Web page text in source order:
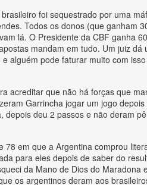
foi sequestrado por uma
Todos os donos (que ganham
lá. O Presidente da CBF ganha
mandam em tudo. Um juiz dá
alguém pode faturar muito com
acreditar que não há forças que
Garrincha jogar um jogo
depois deu 2 passos e não deram
78 em que a Argentina comprou
para eles depois de saber do
da Mano de Dios do Maradona
os argentinos deram aos